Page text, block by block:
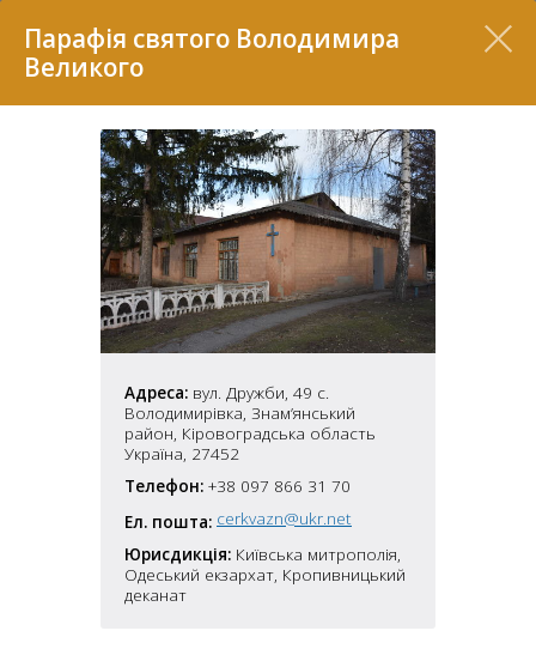
Парафія святого Володимира
Великого
Адреса: вул. Дружби, 49 с.
Володимирівка, Знам’янський
район, Кіровоградська область
Україна, 27452
Телефон: +38 097 866 31 70
Ел. пошта: cerkvazn@ukr.net
Юрисдикція: Київська митрополія,
Одеський екзархат, Кропивницький
деканат
37
11
5
7
Перелік